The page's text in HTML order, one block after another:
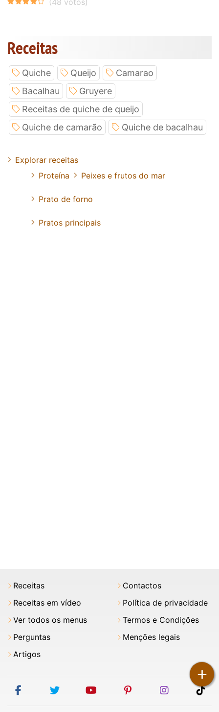
+
Receitas
Quiche Queijo
Camarao
Bacalhau
Gruyere
Receitas de quiche de queijo
Quiche de camarão
Quiche de bacalhau
Explorar receitas
Proteína
Peixes e frutos do mar
Prato de forno
Pratos principais
Receitas
Receitas em vídeo
Ver todos os menus
Perguntas
Artigos
Contactos
Política de privacidade
Termos e Condições
Menções legais
facebooktwitter youtubepinterestinstagram